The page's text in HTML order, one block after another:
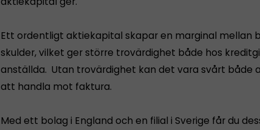
Ett ordentligt aktiekapital skapar en marginal mellan
skulder, vilket ger större trovärdighet både hos
anställda. Utan trovärdighet kan det vara svårt både
att handla mot faktura.
Med ett bolag i England och en filial i Sverige får du